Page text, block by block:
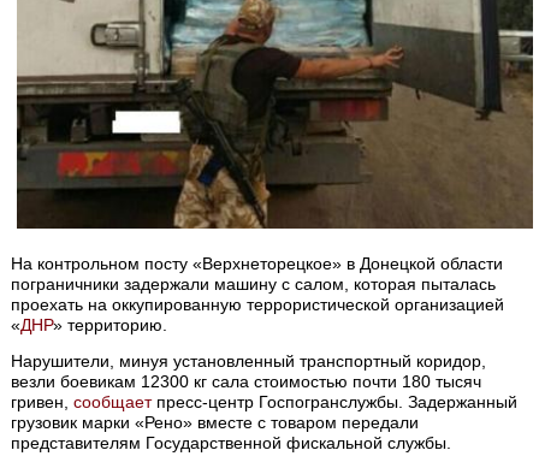
На контрольном посту «Верхнеторецкое» в Донецкой области
пограничники задержали машину с салом, которая пыталась
проехать на оккупированную террористической организацией
«ДНР» территорию.
Нарушители, минуя установленный транспортный коридор,
везли боевикам 12300 кг сала стоимостью почти 180 тысяч
гривен,сообщаетпресс-центр Госпогранслужбы. Задержанный
грузовик марки «Рено» вместе с товаром передали
представителям Государственной фискальной службы.